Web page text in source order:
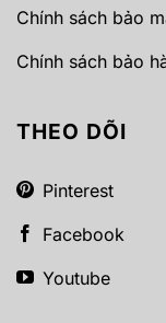
Chính sách bảo
Chính sách bảo
THEO DÕI
Pinterest
Facebook
Youtube